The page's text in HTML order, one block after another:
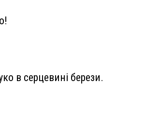
в серцевині берези.